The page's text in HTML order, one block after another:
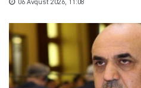
06 Avqust 2026, 11:08